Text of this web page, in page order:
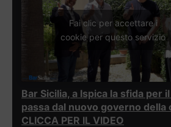
Fai clic per accettare i
cookie per questo servizio
Bar Sicilia, a Ispica la sfida per
passa dal nuovo governo della
CLICCA PER IL VIDEO